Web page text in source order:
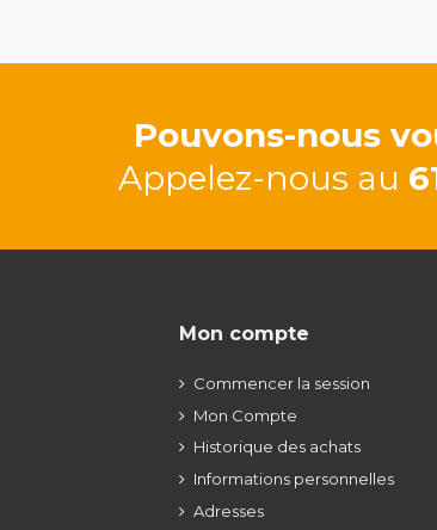
Pouvons-nous
Appelez-nous au
Mon compte
Commencer la session
Mon Compte
Historique des achats
Informations personnelles
Adresses